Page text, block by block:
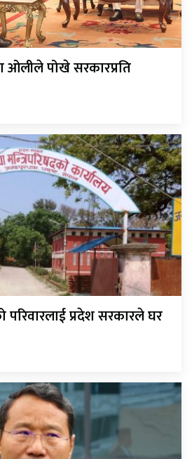
ओलीले पोखे सरकारप्रति
प्रदेश सरकारले घर